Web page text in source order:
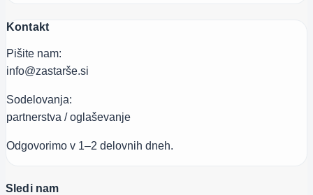
Kontakt
Pišite nam:
info@zastarše.si
Sodelovanja:
partnerstva / oglaševanje
Odgovorimo v 1–2 delovnih dneh.
Sledi nam